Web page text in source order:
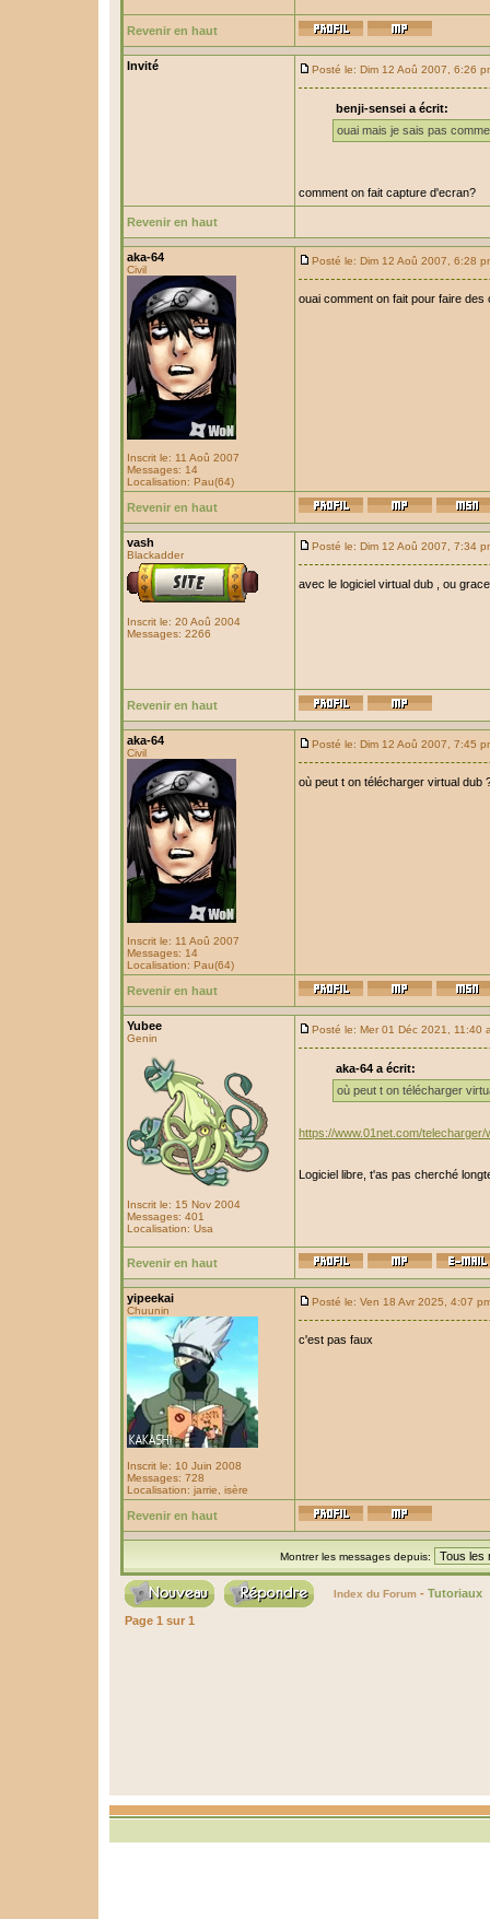
Revenir en haut
Invité Posté le: Dim 12 Aoû 2007, 6:26
benji-sensei a écrit:
ouai mais je sais pas
comment on fait capture d'ecran?
Revenir en haut
aka-64
Civil
Inscrit le: 11 Aoû 2007
Messages: 14
Localisation: Pau(64)
Posté le: Dim 12 Aoû 2007, 6:28
ouai comment on fait pour faire des
Revenir en haut
vash
Blackadder
Inscrit le: 20 Aoû 2004
Messages: 2266
Posté le: Dim 12 Aoû 2007, 7:34
avec le logiciel virtual dub , ou
Revenir en haut
aka-64
Civil
Inscrit le: 11 Aoû 2007
Messages: 14
Localisation: Pau(64)
Posté le: Dim 12 Aoû 2007, 7:45
où peut t on télécharger virtual dub
Revenir en haut
Yubee
Genin
Inscrit le: 15 Nov 2004
Messages: 401
Localisation: Usa
Posté le: Mer 01 Déc 2021, 11:40
aka-64 a écrit:
où peut t on télécharger
https://www.01net.com/
Logiciel libre, t'as pas cherché
Revenir en haut
yipeekai
Chuunin
Inscrit le: 10 Juin 2008
Messages: 728
Localisation: jarrie, isère
Posté le: Ven 18 Avr 2025, 4:07
c'est pas faux
Revenir en haut
Montrer les messages depuis:
Index du Forum - Tutoriaux
Page 1 sur 1